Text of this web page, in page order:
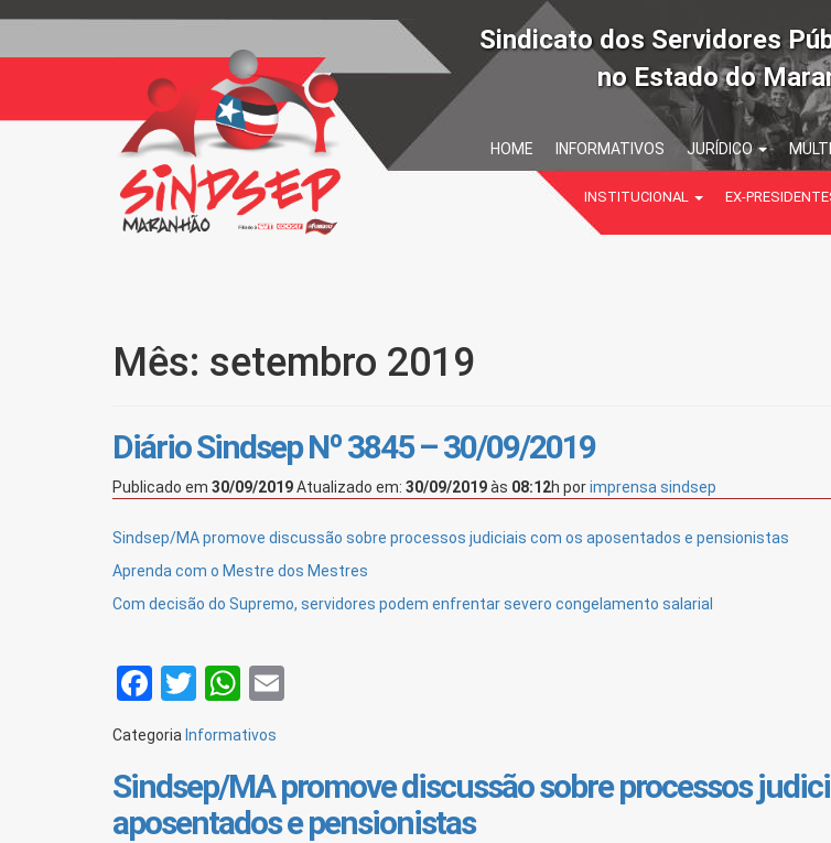
Sindicato dos Servidores
no Estado do
HOME INFORMATIVOS JURÍDICO
INSTITUCIONAL EX-
Mês: setembro 2019
Diário Sindsep Nº 3845 – 30/09/2019
Publicado em 30/09/2019Atualizado em: 30/09/2019às 08:12h porimprensa sindsep
Sindsep/MA promove discussão sobre processos judiciais com os aposentados e pensionistas
Aprenda com o Mestre dos Mestres
Com decisão do Supremo, servidores podem enfrentar severo congelamento salarial
Facebook
TwitterWhatsApp
Categoria Informativos
Sindsep/MA promove discussão sobre processos
aposentados e pensionistas